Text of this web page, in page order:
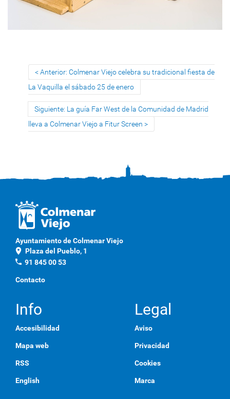
Anterior: Colmenar Viejo celebra su tradicional fiesta de
La Vaquilla el sábado 25 de enero
Siguiente: La guía Far West de la Comunidad de Madrid
lleva a Colmenar Viejo a Fitur Screen
Ayuntamiento de Colmenar Viejo
location_on Plaza del Pueblo, 1
phone 91 845 00 53
Contacto
Info
Accesibilidad
Mapa web
RSS
English
Legal
Aviso
Privacidad
Cookies
Marca